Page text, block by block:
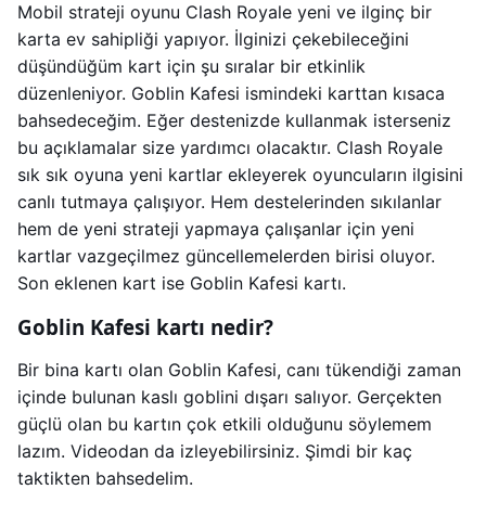
Mobil strateji oyunu Clash Royale yeni ve ilginç bir
karta ev sahipliği yapıyor. İlginizi çekebileceğini
düşündüğüm kart için şu sıralar bir etkinlik
düzenleniyor. Goblin Kafesi ismindeki karttan kısaca
bahsedeceğim. Eğer destenizde kullanmak isterseniz
bu açıklamalar size yardımcı olacaktır. Clash Royale
sık sık oyuna yeni kartlar ekleyerek oyuncuların ilgisini
canlı tutmaya çalışıyor. Hem destelerinden sıkılanlar
hem de yeni strateji yapmaya çalışanlar için yeni
kartlar vazgeçilmez güncellemelerden birisi oluyor.
Son eklenen kart ise Goblin Kafesi kartı.
Goblin Kafesi kartı nedir?
Bir bina kartı olan Goblin Kafesi, canı tükendiği zaman
içinde bulunan kaslı goblini dışarı salıyor. Gerçekten
güçlü olan bu kartın çok etkili olduğunu söylemem
lazım. Videodan da izleyebilirsiniz. Şimdi bir kaç
taktikten bahsedelim.